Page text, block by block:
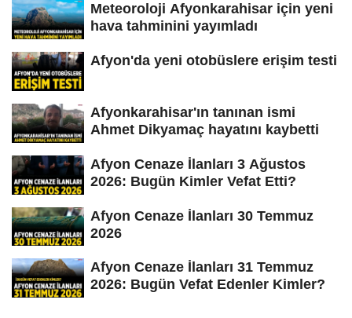
Meteoroloji Afyonkarahisar için yeni
hava tahminini yayımladı
Afyon'da yeni otobüslere erişim testi
Afyonkarahisar'ın tanınan ismi
Ahmet Dikyamaç hayatını kaybetti
Afyon Cenaze İlanları 3 Ağustos
2026: Bugün Kimler Vefat Etti?
Afyon Cenaze İlanları 30 Temmuz
2026
Afyon Cenaze İlanları 31 Temmuz
2026: Bugün Vefat Edenler Kimler?